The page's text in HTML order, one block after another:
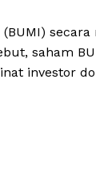
saham
investor